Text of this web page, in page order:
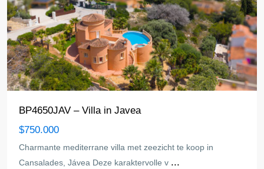
BP4650JAV – Villa in Javea
$750.000
Charmante mediterrane villa met zeezicht te koop in
Cansalades, Jávea Deze karaktervolle v ...